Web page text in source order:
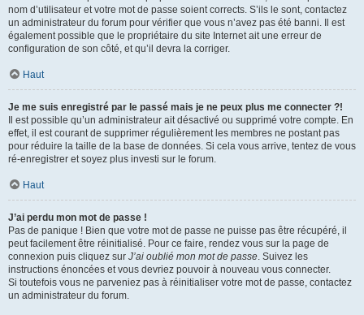
nom d’utilisateur et votre mot de passe soient corrects. S’ils le sont, contactez
un administrateur du forum pour vérifier que vous n’avez pas été banni. Il est
également possible que le propriétaire du site Internet ait une erreur de
configuration de son côté, et qu’il devra la corriger.
Haut
Je me suis enregistré par le passé mais je ne peux plus me connecter ?!
Il est possible qu’un administrateur ait désactivé ou supprimé votre compte. En
effet, il est courant de supprimer régulièrement les membres ne postant pas
pour réduire la taille de la base de données. Si cela vous arrive, tentez de vous
ré-enregistrer et soyez plus investi sur le forum.
Haut
J’ai perdu mon mot de passe !
Pas de panique ! Bien que votre mot de passe ne puisse pas être récupéré, il
peut facilement être réinitialisé. Pour ce faire, rendez vous sur la page de
connexion puis cliquez sur J’ai oublié mon mot de passe. Suivez les
instructions énoncées et vous devriez pouvoir à nouveau vous connecter.
Si toutefois vous ne parveniez pas à réinitialiser votre mot de passe, contactez
un administrateur du forum.